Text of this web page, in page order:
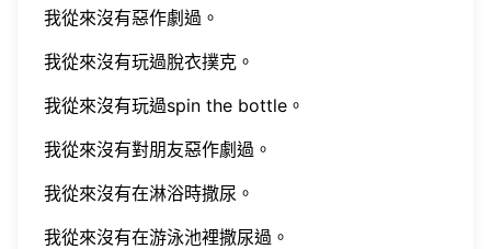
我從來沒有惡作劇過。
我從來沒有玩過脫衣撲克。
我從來沒有玩過spin the bottle。
我從來沒有對朋友惡作劇過。
我從來沒有在淋浴時撒尿。
我從來沒有在游泳池裡撒尿過。